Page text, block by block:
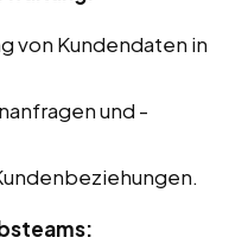
von Kundendaten in
und -